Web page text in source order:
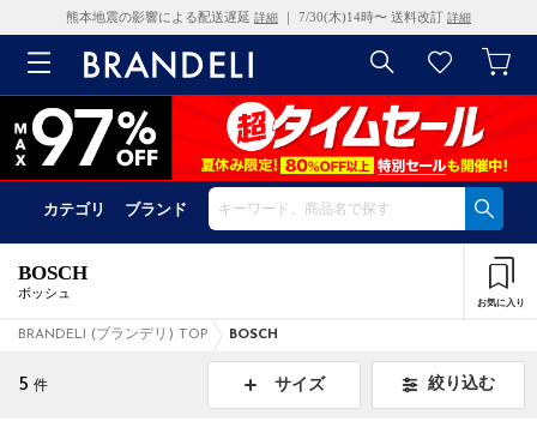
熊本地震の影響による配送遅延 詳細 ｜ 7/30(木)14時〜 送料改訂 詳細
カテゴリ ブランド
BOSCH
ボッシュ
お気に入り
BRANDELI (ブランデリ) TOP BOSCH
5 件 サイズ 絞り込む